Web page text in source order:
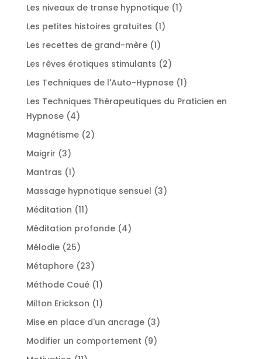
Les niveaux de transe hypnotique 11
Les petites histoires gratuites 11
Les recettes de grand-mère 11
produit
Les rêves érotiques stimulants 22
produits
Les Techniques de l'Auto-Hypnose 11
produit
Les Techniques Thérapeutiques du Praticien en
Hypnose 44
produits
Magnétisme 22
Maigrir 33
produits
Mantras 11
produit
Massage hypnotique sensuel 33
Méditation 1111
produits
Méditation profonde 44
Mélodie 2525
produits
Métaphore 2323
produits
Méthode Coué 11
produit
Milton Erickson 11
Mise en place d'un ancrage 33
produits
Modifier un comportement 99